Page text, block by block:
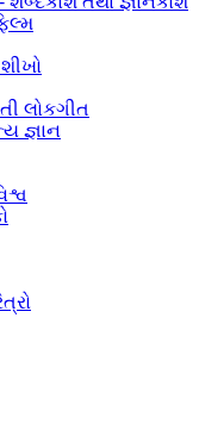
લોકગીત
જ્ઞાન